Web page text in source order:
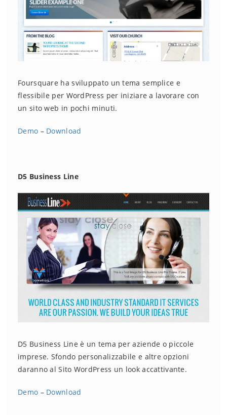
Foursquare ha sviluppato un tema semplice e
flessibile per WordPress per iniziare a lavorare con
un sito web in pochi minuti.
Demo – Download
D5 Business Line
D5 Business Line è un tema per aziende o piccole
imprese. Sfondo personalizzabile e altre opzioni
daranno al Sito WordPress un look accattivante.
Demo – Download